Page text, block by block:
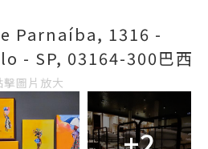
Parnaíba, 1316 -
- SP, 03164-300巴西
擊圖片放大